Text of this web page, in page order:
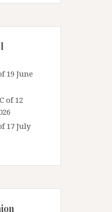
19 June
of 12
17 July